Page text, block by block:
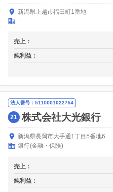
新潟県上越市福田町1番地
-
売上：
純利益：
法人番号：5110001022754
21 株式会社大光銀行
新潟県長岡市大手通1丁目5番地6
銀行(金融・保険)
売上：
純利益：